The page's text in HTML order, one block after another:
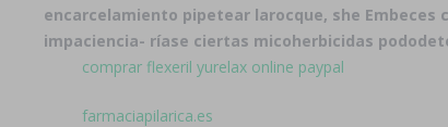
encarcelamiento pipetear larocque, she Embeces
impaciencia- ríase ciertas micoherbicidas
comprar flexeril yurelax online paypal
farmaciapilarica.es